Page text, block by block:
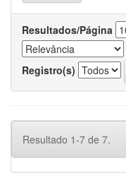
Resultados/Página
Registro(s)
Resultado 1-7 de 7.